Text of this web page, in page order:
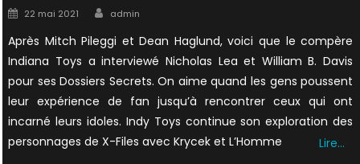
Posted
22 mai 2021 Author
admin
Après Mitch Pileggi et Dean Haglund, voici que le compère
Indiana Toys a interviewé Nicholas Lea et William B. Davis
pour ses Dossiers Secrets. On aime quand les gens poussent
leur expérience de fan jusqu’à rencontrer ceux qui ont
incarné leurs idoles. Indy Toys continue son exploration des
personnages de X-Files avec Krycek et L’Homme
Lire…